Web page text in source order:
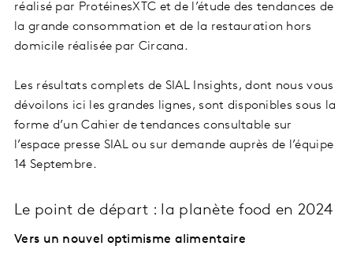
réalisé par ProtéinesXTC et de l’étude des tendances de
la grande consommation et de la restauration hors
domicile réalisée par Circana.
Les résultats complets de SIAL Insights, dont nous vous
dévoilons ici les grandes lignes, sont disponibles sous la
forme d’un Cahier de tendances consultable sur
l’espace presse SIAL ou sur demande auprès de l’équipe
14 Septembre.
Le point de départ : la planète food en 2024
Vers un nouvel optimisme alimentaire